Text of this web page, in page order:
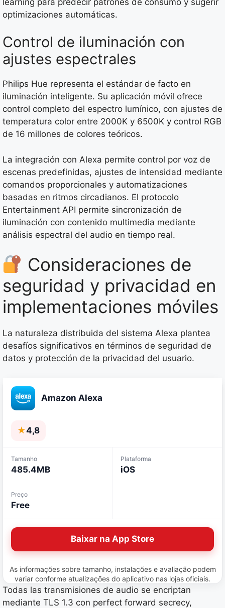
optimizaciones automáticas.
Control de iluminación con
ajustes espectrales
Philips Hue representa el estándar de facto en
iluminación inteligente. Su aplicación móvil ofrece
control completo del espectro lumínico, con ajustes de
temperatura color entre 2000K y 6500K y control RGB
de 16 millones de colores teóricos.
La integración con Alexa permite control por voz de
escenas predefinidas, ajustes de intensidad mediante
comandos proporcionales y automatizaciones
basadas en ritmos circadianos. El protocolo
Entertainment API permite sincronización de
iluminación con contenido multimedia mediante
análisis espectral del audio en tiempo real.
Consideraciones de
seguridad y privacidad en
implementaciones móviles
La naturaleza distribuida del sistema Alexa plantea
desafíos significativos en términos de seguridad de
datos y protección de la privacidad del usuario.
Amazon Alexa
★4,8
Tamanho
485.4MB
Plataforma
iOS
Preço
Free
Baixar na App Store
As informações sobre tamanho, instalações e avaliação podem
variar conforme atualizações do aplicativo nas lojas oficiais.
Todas las transmisiones de audio se encriptan
mediante TLS 1.3 con perfect forward secrecy,